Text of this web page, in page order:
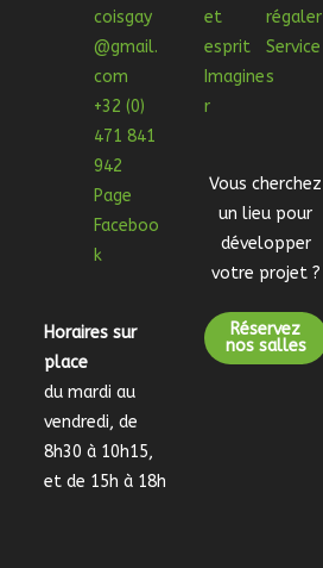
coisgay
@gmail.
com
+32 (0)
471 841
942
Page
Faceboo
k
Horaires sur
place
du mardi au
vendredi, de
8h30 à 10h15,
et de 15h à 18h
et
esprit
Imagine
r
régaler
Service
s
Vous cherchez
un lieu pour
développer
votre projet ?
Réservez
nos salles